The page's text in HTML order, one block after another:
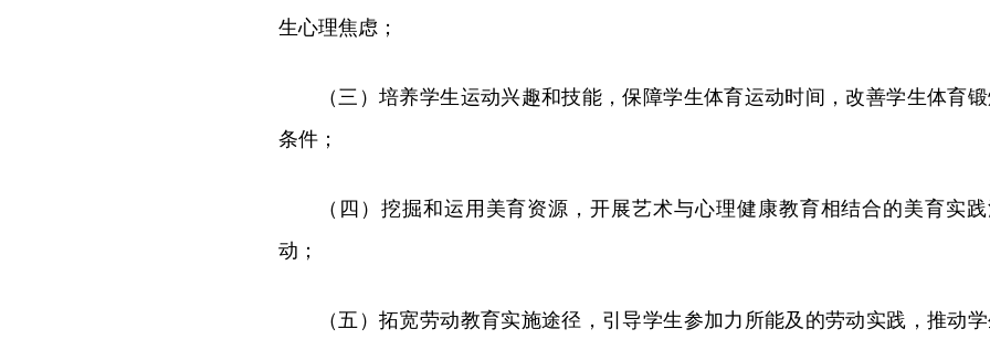
生心理焦虑；
（三）培养学生运动兴趣和技能，保障学生体育运动时间，改善学生体育
条件；
（四）挖掘和运用美育资源，开展艺术与心理健康教育相结合的美育实
动；
（五）拓宽劳动教育实施途径，引导学生参加力所能及的劳动实践，推动学